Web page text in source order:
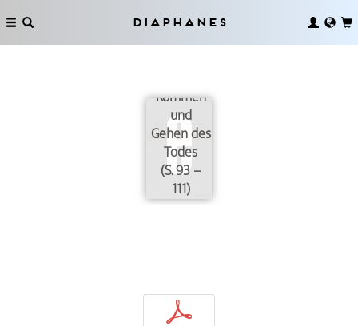
Diaphanes
Kommen
und
Gehen des
Todes
(S. 93 –
111)
p